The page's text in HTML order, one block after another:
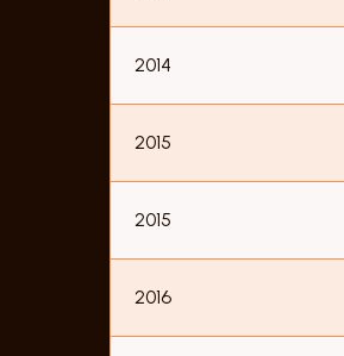
2014
2015
2015
2016